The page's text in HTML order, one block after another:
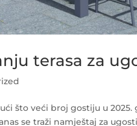
terasa za
što veći broj gostiju u
se traži namještaj za